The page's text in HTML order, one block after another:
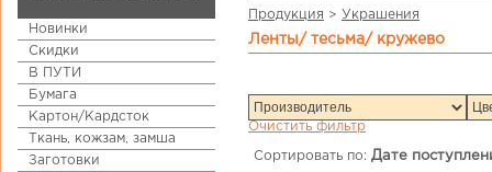
Новинки
Скидки
В ПУТИ
Бумага
Картон/Кардсток
Ткань, кожзам, замша
Заготовки
Продукция > Украшения
ленты/ тесьма/ кружево
Очистить фильтр
Сортировать по: Дате